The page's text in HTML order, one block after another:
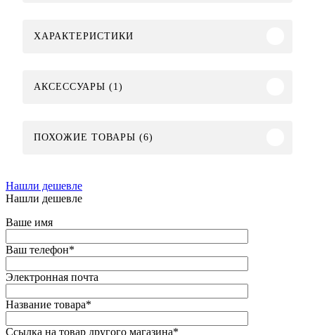
ХАРАКТЕРИСТИКИ
АКСЕССУАРЫ (1)
ПОХОЖИЕ ТОВАРЫ (6)
Нашли дешевле
Нашли дешевле
Ваше имя
Ваш телефон*
Электронная почта
Название товара*
Ссылка на товар другого магазина*